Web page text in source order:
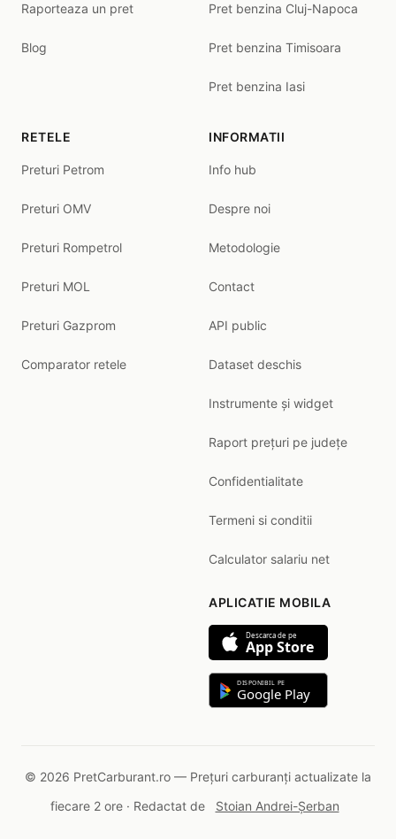
Raporteaza un pret
Blog
Pret benzina Cluj-Napoca
Pret benzina Timisoara
Pret benzina Iasi
RETELE
Preturi Petrom
Preturi OMV
Preturi Rompetrol
Preturi MOL
Preturi Gazprom
Comparator retele
INFORMATII
Info hub
Despre noi
Metodologie
Contact
API public
Dataset deschis
Instrumente și widget
Raport prețuri pe județe
Confidentialitate
Termeni si conditii
Calculator salariu net
APLICATIE MOBILA
Descarca de pe
App Store
DISPONIBIL PE
Google Play
© 2026 PretCarburant.ro — Prețuri carburanți actualizate la
fiecare 2 ore · Redactat de
Stoian Andrei-Șerban